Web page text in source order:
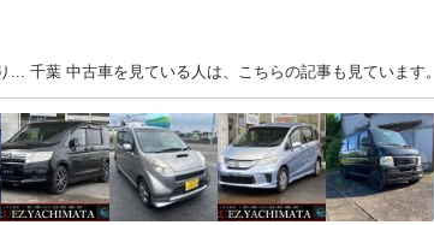
千葉 中古車を見ている人は、こちらの記事も見ています。